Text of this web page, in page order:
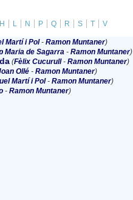
H L N P Q R S T
V
Martí i Pol- Ramon Muntaner)
Maria de Sagarra- Ramon Muntaner)
(Fèlix Cucurull- Ramon Muntaner)
Ollé- Ramon Muntaner)
Martí i Pol- Ramon Muntaner)
- Ramon Muntaner)